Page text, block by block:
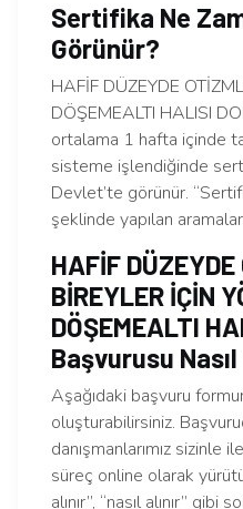
Sertifika Ne
Görünür?
HAFİF DÜZEYDE
DÖŞEMEALTI HALISI
ortalama 1 hafta içinde
sisteme işlendiğinde
Devlet’te görünür.
şeklinde yapılan
HAFİF
BİREYLER İÇİN
DÖŞEMEALTI
Başvurusu Nasıl
Aşağıdaki başvuru
oluşturabilirsiniz.
danışmanlarımız sizinle
süreç online olarak
alınır”, “nasıl alınır”